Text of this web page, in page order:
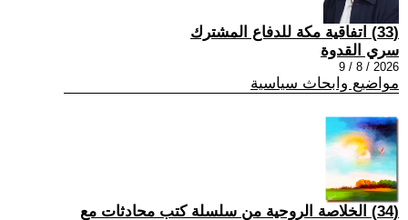
(33) اتفاقية مكة للدفاع المشترك
سري القدوة
2026 / 8 / 9
مواضيع وابحاث سياسية
(34) الخلاصة الروحية من سلسلة كتب محادثات مع